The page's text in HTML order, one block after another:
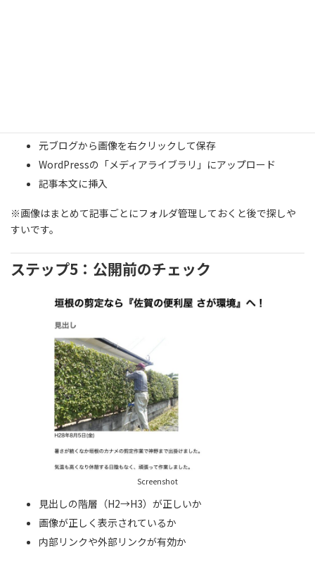
元ブログから画像を右クリックして保存
WordPressの「メディアライブラリ」にアップロード
記事本文に挿入
※画像はまとめて記事ごとにフォルダ管理しておくと後で探しや
すいです。
ステップ5：公開前のチェック
Screenshot
見出しの階層（H2→H3）が正しいか
画像が正しく表示されているか
内部リンクや外部リンクが有効か